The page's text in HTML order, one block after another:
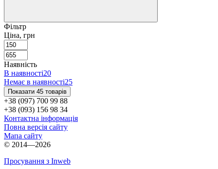
Фільтр
Ціна, грн
Наявність
В наявності20
Немає в наявності25
Показати 45 товарів
+38 (097) 700 99 88
+38 (093) 156 98 34
Контактна інформація
Повна версія сайту
Мапа сайту
© 2014—2026
Просування з Inweb